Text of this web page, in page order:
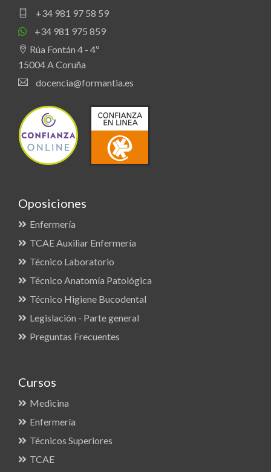
+34 981 97 58 59
+34 981 975 859
Rúa Fontán 4 - 4º
15004 A Coruña
docencia@formantia.es
Oposiciones
Enfermería
TCAE Auxiliar Enfermería
Técnico Laboratorio
Técnico Anatomía Patológica
Técnico Higiene Bucodental
Legislación - Parte general
Preguntas Frecuentes
Cursos
Medicina
Enfermería
Técnicos Superiores
TCAE